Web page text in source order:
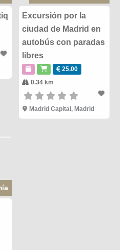
Excursión por la
ciudad de Madrid en
autobús con paradas
libres
25.00
0.34 km
Madrid Capital , Madrid